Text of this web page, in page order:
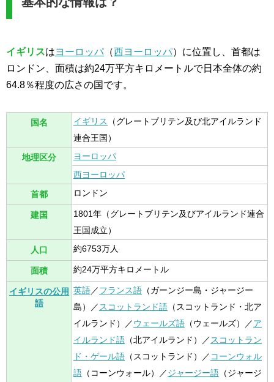
イギリスはヨーロッパ （西ヨーロッパ）に位置し、首都は
ロンドン、面積は約24万平方キロメートルで日本全体の約
64.8％程度の広さの国です。
国名 イギリス
（グレートブリテン及び北アイルランド
連合王国）
地理区分
ヨーロッパ
西ヨーロッパ
首都
ロンドン
建国
1801年（グレートブリテン及びアイルランド連合
王国成立）
人口
約6753万人
面積 約24万平方キロメートル
イギリスの公用
語
英語／フランス語 （ガーンジー島・ジャージー
島）／スコットランド語 （スコットランド・北ア
イルランド）／ウェールズ語 （ウェールズ）／ア
イルランド語 （北アイルランド）／スコットラン
ド・ゲール語 （スコットランド）／ コーンウォル
語 （コーンウォール）／ジャージー語 （ジャージ